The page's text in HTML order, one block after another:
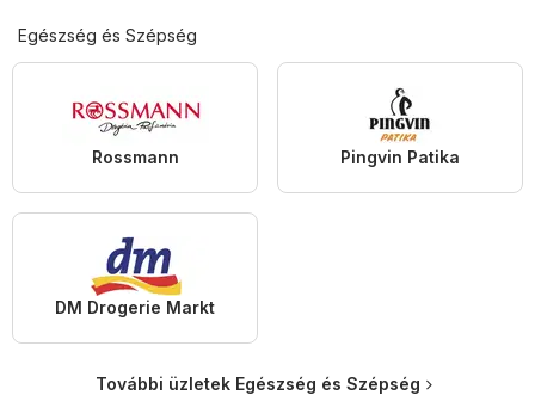
Egészség és Szépség
Rossmann Pingvin Patika
DM Drogerie Markt
További üzletek Egészség és Szépség